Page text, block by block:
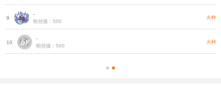
9
-
粉丝值：500
火种
10
-
粉丝值：500
火种